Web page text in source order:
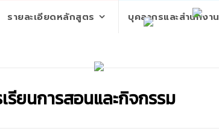
รายละเอียดหลักสูตร บุคลากรและสำนักงาน
รียนการสอนและกิจกรรม